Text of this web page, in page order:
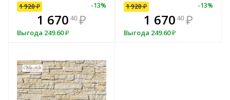
1 920₽ -13%
1 670 40 ₽
Выгода 249.60₽
В комплекте
всегда выгоднее!
7% 1 920 -
1 72800
Выгода192
1 920₽ -13%
1 670 40 ₽
Выгода 249.60₽